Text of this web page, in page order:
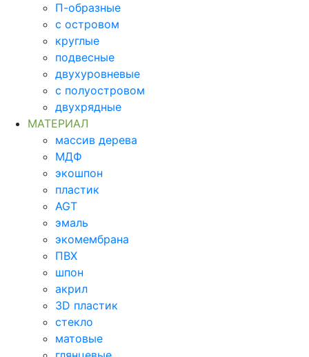
П-образные
с островом
круглые
подвесные
двухуровневые
с полуостровом
двухрядные
МАТЕРИАЛ
массив дерева
МДФ
экошпон
пластик
AGT
эмаль
экомембрана
ПВХ
шпон
акрил
3D пластик
стекло
матовые